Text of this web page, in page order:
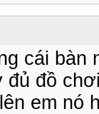
cái bàn
đủ đồ
em nó